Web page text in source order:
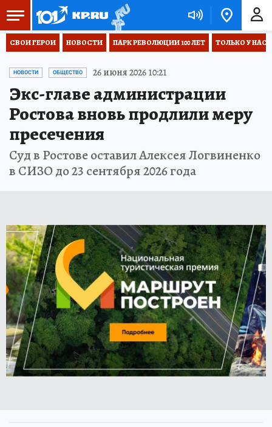
СВОИ ГЕРОИ НОВОСТИ ПАРК РЕВОЛЮЦИИ 100 ЛЕТ ТОЛЬКО У НАС
НОВОСТИ ОБЩЕСТВО 26 июня 2026 10:21
Экс-главе администрации
Ростова вновь продлили меру
пресечения
Суд в Ростове оставил Алексея Логвиненко
в СИЗО до 23 сентября 2026 года